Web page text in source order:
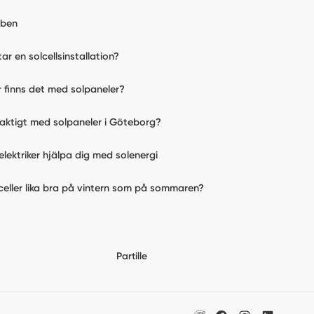
en solcellsinstallation?
finns det med solpaneler?
med solpaneler i Göteborg?
hjälpa dig med solenergi
lika bra på vintern som på sommaren?
Partille